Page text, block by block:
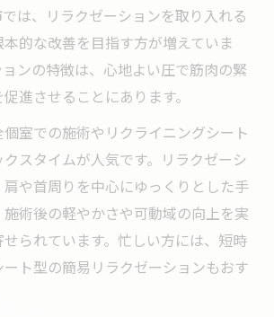
は、リラクゼーションを取り入れる
的な改善を目指す方が増えていま
ンの特徴は、心地よい圧で筋肉の緊
進させることにあります。
室での施術やリクライニングシート
スタイムが人気です。リラクゼーシ
肩や首周りを中心にゆっくりとした手
術後の軽やかさや可動域の向上を実
られています。忙しい方には、短時
ト型の簡易リラクゼーションもおす